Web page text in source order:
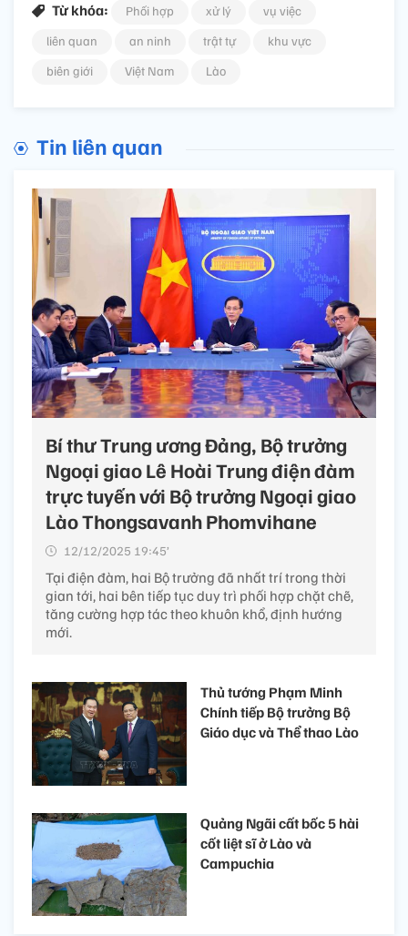
Từ khóa: Phối hợp xử lý
vụ việc
liên quan
an ninh trật tự
khu vực
biên giới
Việt Nam Lào
Tin liên quan
Bí thư Trung ương Đảng, Bộ trưởng
Ngoại giao Lê Hoài Trung điện đàm
trực tuyến với Bộ trưởng Ngoại giao
Lào Thongsavanh Phomvihane
12/12/2025 19:45’
Tại điện đàm, hai Bộ trưởng đã nhất trí trong thời
gian tới, hai bên tiếp tục duy trì phối hợp chặt chẽ,
tăng cường hợp tác theo khuôn khổ, định hướng
mới.
Thủ tướng Phạm Minh
Chính tiếp Bộ trưởng Bộ
Giáo dục và Thể thao Lào
Quảng Ngãi cất bốc 5 hài
cốt liệt sĩ ở Lào và
Campuchia